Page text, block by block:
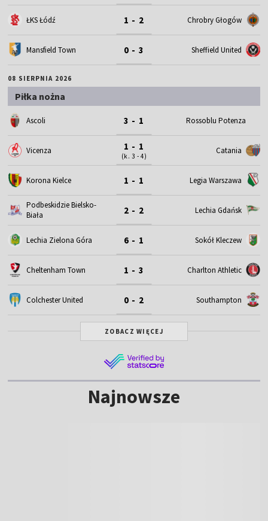
ŁKS Łódź 1 - 2 Chrobry Głogów
Mansfield Town 0 - 3 Sheffield United
08 SIERPNIA 2026
Piłka nożna
Ascoli 3 - 1 Rossoblu Potenza
Vicenza 1 - 1
(k. 3 - 4)
Catania
Korona Kielce 1 - 1 Legia Warszawa
Podbeskidzie Bielsko-
Biała
2 - 2 Lechia Gdańsk
Lechia Zielona Góra 6 - 1 Sokół Kleczew
Cheltenham Town 1 - 3 Charlton Athletic
Colchester United 0 - 2 Southampton
ZOBACZ WIĘCEJ
Najnowsze